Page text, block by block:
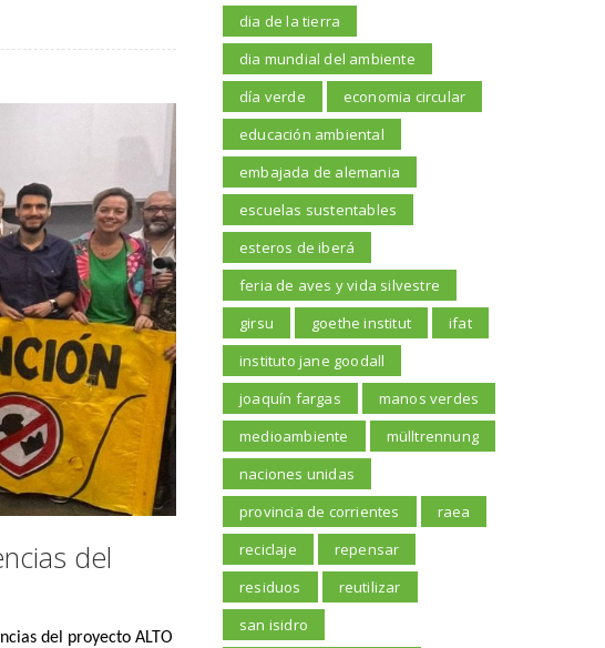
del
del proyecto ALTO
dia de la tierra
dia mundial del ambiente
día verde
economia circular
educación ambiental
embajada de alemania
escuelas sustentables
esteros de iberá
feria de aves y vida silvestre
girsu
goethe institut
ifat
instituto jane goodall
joaquín fargas
manos verdes
medioambiente
mülltrennung
naciones unidas
provincia de corrientes
raea
reciclaje
repensar
residuos
reutilizar
san isidro